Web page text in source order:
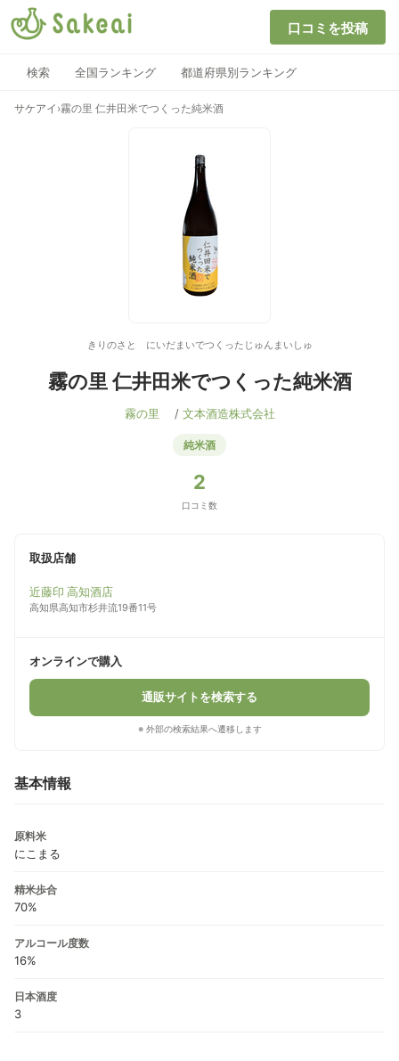
口コミを投稿
検索 全国ランキング 都道府県別ランキング
サケアイ ›霧の里 仁井田米でつくった純米酒
きりのさと にいだまいでつくったじゅんまいしゅ
霧の里 仁井田米でつくった純米酒
霧の里 / 文本酒造株式会社
純米酒
2
口コミ数
取扱店舗
近藤印 高知酒店
高知県高知市杉井流19番11号
オンラインで購入
通販サイトを検索する
※ 外部の検索結果へ遷移します
基本情報
原料米
にこまる
精米歩合
70%
アルコール度数
16%
日本酒度
3